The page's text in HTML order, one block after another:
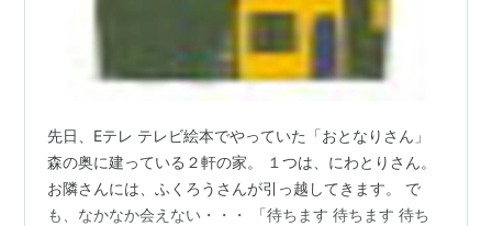
先日、Eテレ テレビ絵本でやっていた「おとなりさん」
森の奥に建っている２軒の家。 １つは、にわとりさん。
お隣さんには、ふくろうさんが引っ越してきます。 で
も、なかなか会えない・・・ 「待ちます 待ちます 待ち